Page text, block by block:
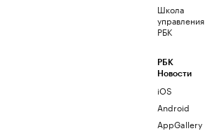
Школа
управления
РБК
РБК
Новости
iOS
Android
AppGallery